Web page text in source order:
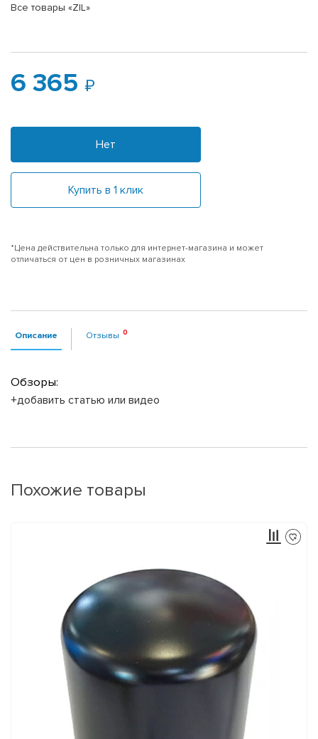
Все товары «ZIL»
6 365
Нет
Купить в 1 клик
*Цена действительна только для интернет-магазина и может
отличаться от цен в розничных магазинах
Описание Отзывы
Обзоры:
+добавить статью или видео
Похожие товары